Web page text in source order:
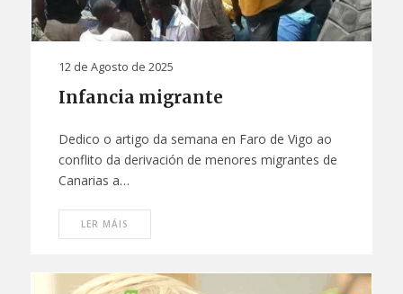
Infancia migrante
12 de Agosto de 2025
Dedico o artigo da semana en Faro de Vigo ao
conflito da derivación de menores migrantes de
Canarias a…
LER MÁIS